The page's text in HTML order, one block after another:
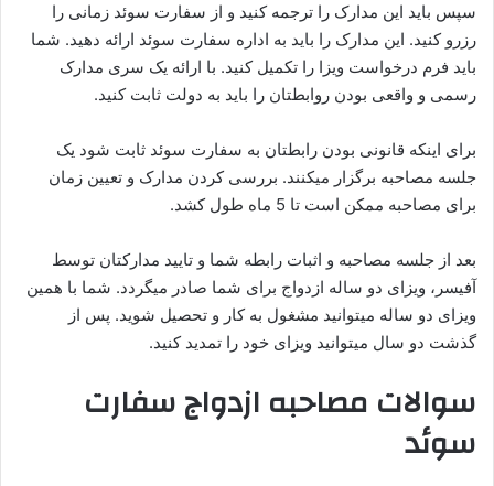
سپس باید این مدارک را ترجمه کنید و از سفارت سوئد زمانی را
رزرو کنید. این مدارک را باید به اداره سفارت سوئد ارائه دهید. شما
باید فرم درخواست ویزا را تکمیل کنید. با ارائه یک سری مدارک
رسمی و واقعی بودن روابطتان را باید به دولت ثابت کنید.
برای اینکه قانونی بودن رابطتان به سفارت سوئد ثابت شود یک
جلسه مصاحبه برگزار میکنند. بررسی کردن مدارک و تعیین زمان
برای مصاحبه ممکن است تا 5 ماه طول کشد.
بعد از جلسه مصاحبه و اثبات رابطه شما و تایید مدارکتان توسط
آفیسر، ویزای دو ساله ازدواج برای شما صادر میگردد. شما با همین
ویزای دو ساله میتوانید مشغول به کار و تحصیل شوید. پس از
گذشت دو سال میتوانید ویزای خود را تمدید کنید.
سوالات مصاحبه ازدواج سفارت
سوئد